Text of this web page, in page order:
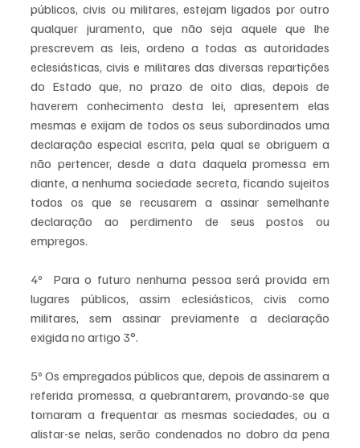
públicos, civis ou militares, estejam ligados por outro
qualquer juramento, que não seja aquele que lhe
prescrevem as leis, ordeno a todas as autoridades
eclesiásticas, civis e militares das diversas repartições
do Estado que, no prazo de oito dias, depois de
haverem conhecimento desta lei, apresentem elas
mesmas e exijam de todos os seus subordinados uma
declaração especial escrita, pela qual se obriguem a
não pertencer, desde a data daquela promessa em
diante, a nenhuma sociedade secreta, ficando sujeitos
todos os que se recusarem a assinar semelhante
declaração ao perdimento de seus postos ou
empregos.
4º  Para o futuro nenhuma pessoa será provida em
lugares públicos, assim eclesiásticos, civis como
militares, sem assinar previamente a declaração
exigida no artigo 3°.
5º Os empregados públicos que, depois de assinarem a
referida promessa, a quebrantarem, provando-se que
tornaram a frequentar as mesmas sociedades, ou a
alistar-se nelas, serão condenados no dobro da pena